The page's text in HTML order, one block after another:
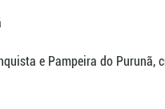
e Pampeira do Purunã,